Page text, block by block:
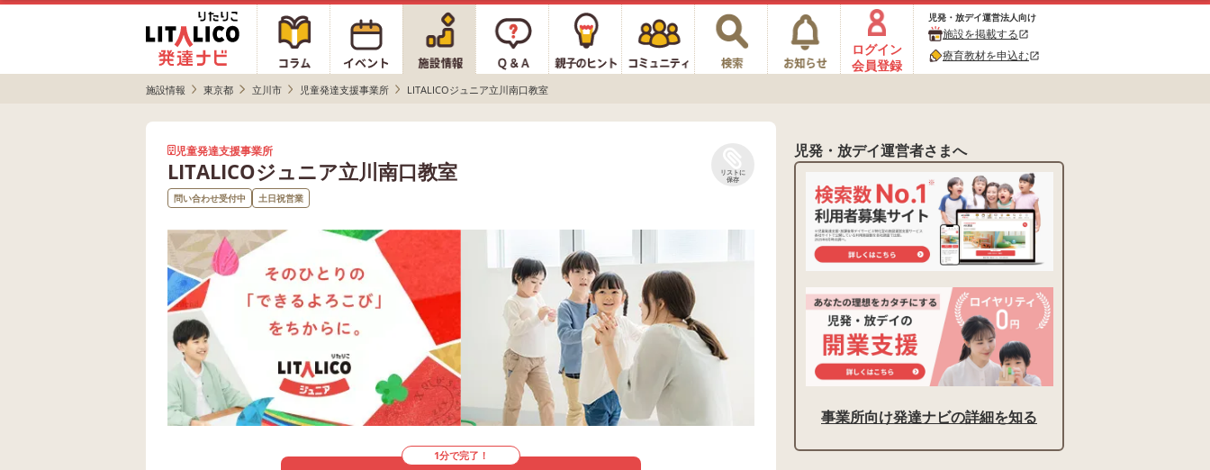
ログイン
会員登録
児発・放デイ運営法人向け
施設を掲載するopen_in_new
療育教材を申込むopen_in_new
施設情報 東京都 立川市 児童発達支援事業所 LITALICOジュニア立川南口教室
児童発達支援事業所
LITALICOジュニア立川南口教室
リストに
保存
問い合わせ受付中 土日祝営業
1分で完了！
児発・放デイ運営者さまへ
事業所向け発達ナビの詳細を知る